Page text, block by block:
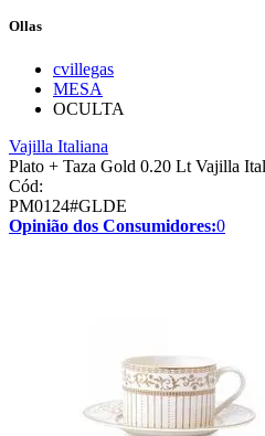
Ollas
cvillegas
MESA
OCULTA
Vajilla Italiana
Plato + Taza Gold 0.20 Lt Vajilla
Cód:
PM0124#GLDE
Opinião dos Consumidores:0